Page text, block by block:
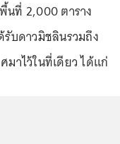
นที่ 2,000 ตาราง
บดาวมิชลินรวมถึง
มาไว้ในที่เดียว ได้แก่